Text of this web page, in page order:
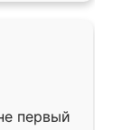
первый